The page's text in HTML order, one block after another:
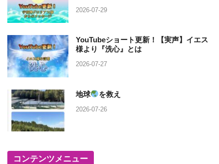
2026-07-29
YouTubeショート更新！【実声】イエス
様より『洗心』とは
2026-07-27
地球 を救え
2026-07-26
コンテンツメニュー